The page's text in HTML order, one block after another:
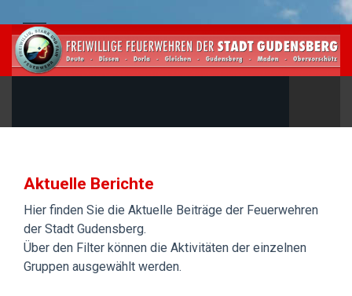
Aktuelle Berichte
Hier finden Sie die Aktuelle Beiträge der Feuerwehren
der Stadt Gudensberg.
Über den Filter können die Aktivitäten der einzelnen
Gruppen ausgewählt werden.